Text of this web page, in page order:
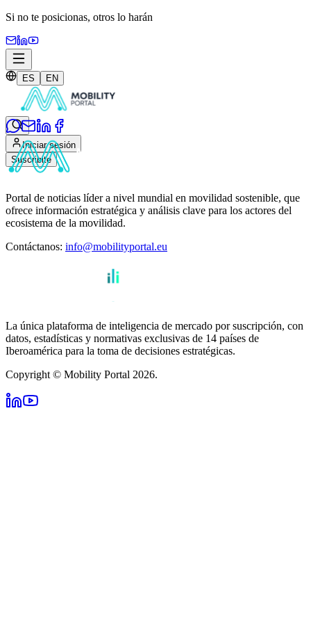
Si no te posicionas, otros lo harán
ES EN
Iniciar sesión
Suscribite
Portal de noticias líder a nivel mundial en movilidad sostenible, que
ofrece información estratégica y análisis clave para los actores del
ecosistema de la movilidad.
Contáctanos: info@mobilityportal.eu
La única plataforma de inteligencia de mercado por suscripción, con
datos, estadísticas y normativas exclusivas de 14 países de
Iberoamérica para la toma de decisiones estratégicas.
Copyright © Mobility Portal 2026.